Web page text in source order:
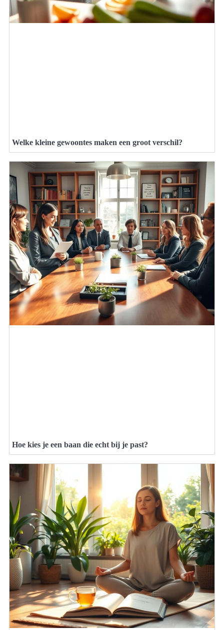
Welke kleine gewoontes maken een groot verschil?
Hoe kies je een baan die echt bij je past?